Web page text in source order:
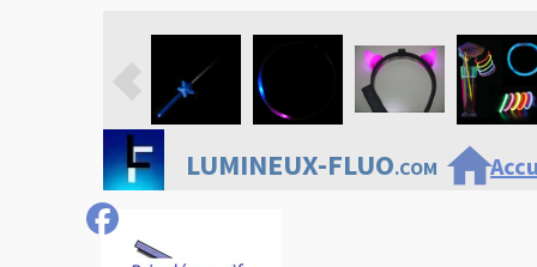
LUMINEUX-FLUO.COMhome